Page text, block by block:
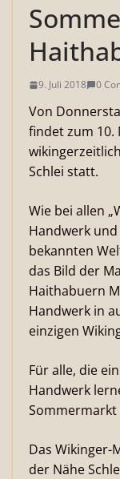
9. Juli 2018 0
Von
findet zum 10.
Schlei statt.
Wie bei allen
Handwerk
bekannten
das Bild der
Haithabuern
Handwerk in
einzigen
Für alle, die
Handwerk
Sommermarkt
Das Wikinger-
der Nähe